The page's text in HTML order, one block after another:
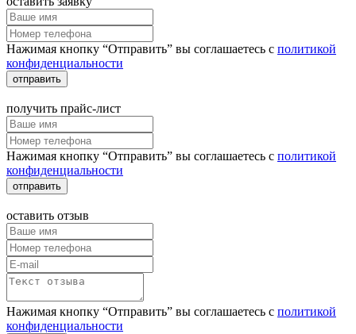
Нажимая кнопку “Отправить” вы соглашаетесь с политикой
конфиденциальности
отправить
получить прайс-лист
Нажимая кнопку “Отправить” вы соглашаетесь с политикой
конфиденциальности
отправить
оставить отзыв
Нажимая кнопку “Отправить” вы соглашаетесь с политикой
конфиденциальности